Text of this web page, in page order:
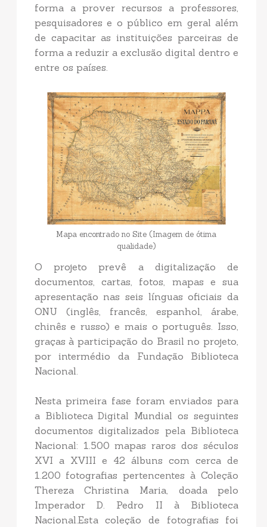
forma a prover recursos a professores,
pesquisadores e o público em geral além
de capacitar as instituições parceiras de
forma a reduzir a exclusão digital dentro e
entre os países.
Mapa encontrado no Site (Imagem de ótima
qualidade)
O projeto prevê a digitalização de
documentos, cartas, fotos, mapas e sua
apresentação nas seis línguas oficiais da
ONU (inglês, francês, espanhol, árabe,
chinês e russo) e mais o português. Isso,
graças à participação do Brasil no projeto,
por intermédio da Fundação Biblioteca
Nacional.
Nesta primeira fase foram enviados para
a Biblioteca Digital Mundial os seguintes
documentos digitalizados pela Biblioteca
Nacional: 1.500 mapas raros dos séculos
XVI a XVIII e 42 álbuns com cerca de
1.200 fotografias pertencentes à Coleção
Thereza Christina Maria, doada pelo
Imperador D. Pedro II à Biblioteca
Nacional.Esta coleção de fotografias foi